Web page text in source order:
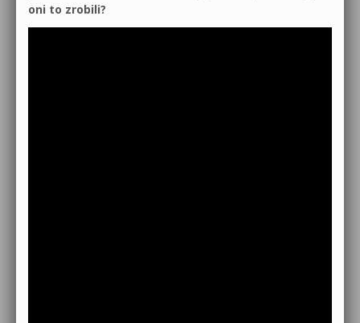
oni to zrobili?